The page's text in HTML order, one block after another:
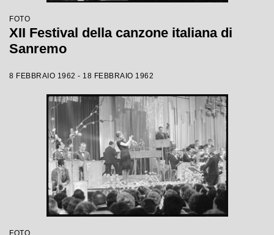
FOTO
XII Festival della canzone italiana di
Sanremo
8 FEBBRAIO 1962 - 18 FEBBRAIO 1962
FOTO